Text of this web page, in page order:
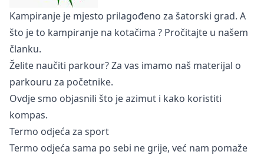
Kampiranje je mjesto prilagođeno za šatorski grad. A
što je to kampiranje na kotačima ? Pročitajte u našem
članku.
Želite naučiti parkour? Za vas imamo naš materijal o
parkouru za početnike.
Ovdjesmo objasnili što je azimut i kako koristiti
kompas.
Termo odjeća za sport
Termo odjeća sama po sebi ne grije, već nam pomaže